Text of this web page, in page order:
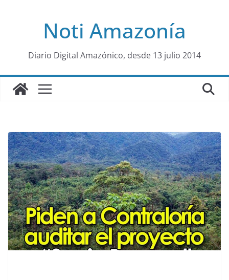
al
Noti Amazonía
Diario Digital Amazónico, desde 13 julio 2014